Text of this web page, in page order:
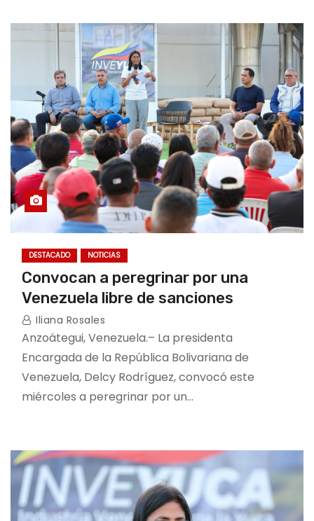
DESTACADO NOTICIAS
Convocan a peregrinar por una
Venezuela libre de sanciones
Iliana Rosales
Anzoátegui, Venezuela.– La presidenta
Encargada de la República Bolivariana de
Venezuela, Delcy Rodríguez, convocó este
miércoles a peregrinar por un…